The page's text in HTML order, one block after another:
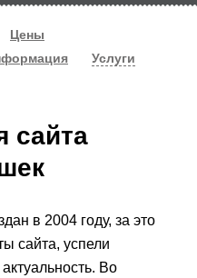
Цены
Услуги
сайта
в 2004 году, за это
сайта, успели
Во